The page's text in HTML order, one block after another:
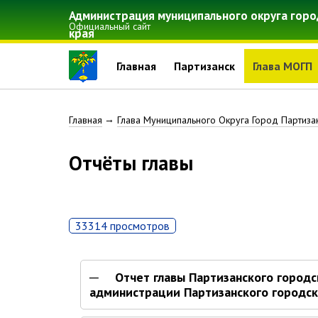
основному
Администрация муниципального округа
края
Официальный сайт
Главная Партизанск Глава МОГП
Строка
навигации
Главная Глава Муниципального Округа Город
Отчёты главы
33314 просмотров
Отчет главы Партизанского
администрации Партизанского